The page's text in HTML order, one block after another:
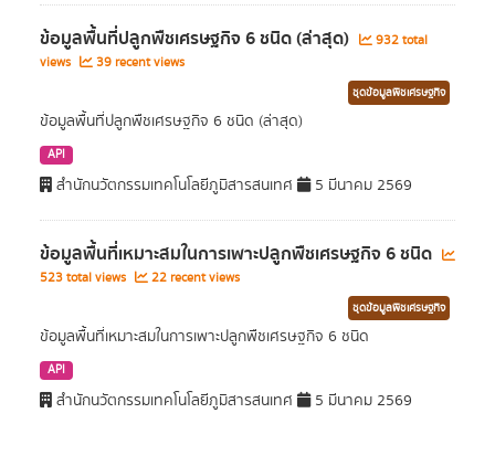
ข้อมูลพื้นที่ปลูกพืชเศรษฐกิจ 6 ชนิด (ล่าสุด)
932 total
views
39 recent views
ชุดข้อมูลพืชเศรษฐกิจ
ข้อมูลพื้นที่ปลูกพืชเศรษฐกิจ 6 ชนิด (ล่าสุด)
API
สำนักนวัตกรรมเทคโนโลยีภูมิสารสนเทศ 5 มีนาคม 2569
ข้อมูลพื้นที่เหมาะสมในการเพาะปลูกพืชเศรษฐกิจ 6 ชนิด
523 total views 22 recent views
ชุดข้อมูลพืชเศรษฐกิจ
ข้อมูลพื้นที่เหมาะสมในการเพาะปลูกพืชเศรษฐกิจ 6 ชนิด
API
สำนักนวัตกรรมเทคโนโลยีภูมิสารสนเทศ 5 มีนาคม 2569